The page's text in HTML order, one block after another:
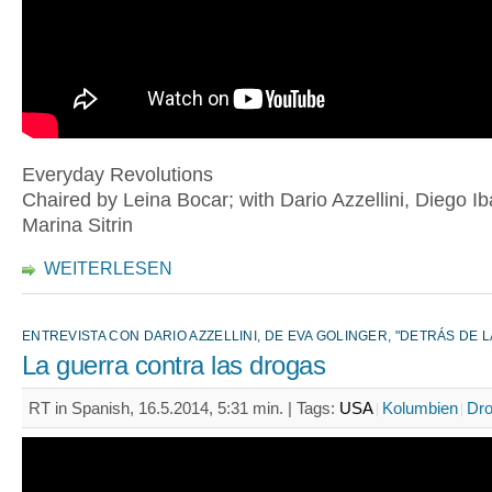
Everyday Revolutions
Chaired by Leina Bocar; with Dario Azzellini, Diego
Marina Sitrin
WEITERLESEN
ENTREVISTA CON DARIO AZZELLINI, DE EVA GOLINGER, "DETRÁS DE
La guerra contra las drogas
RT in Spanish, 16.5.2014, 5:31 min. | Tags: USA Kolumbien